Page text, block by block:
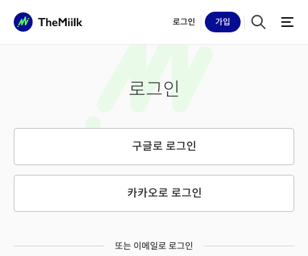
로그인 가입
로그인
구글로 로그인
카카오로 로그인
또는 이메일로 로그인